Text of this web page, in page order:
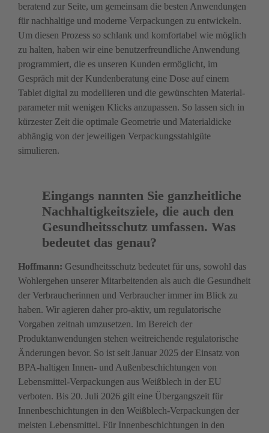
beratend zur Seite, um gemeinsam die ­besten Anwendungen
für nachhaltige und moderne Verpackungen zu entwickeln.
Um diesen Prozess so schlank und komfortabel wie möglich
zu halten, haben wir eine benutzerfreundliche Anwendung
programmiert, die es unseren Kunden ermöglicht, im
Gespräch mit der Kunden­beratung eine Dose auf einem
Tablet ­digital zu modellie­ren und die gewünschten Material­
parameter mit ­weni­gen Klicks anzupassen. So lassen sich in
kürzester Zeit die optima­le Geometrie und Materialdicke
abhängig von der je­weiligen Verpackungsstahlgüte
simulieren.
Eingangs nannten Sie ganzheitliche
Nachhaltigkeitsziele, die auch den
Gesundheitsschutz umfassen. Was
bedeutet das genau?
Hoffmann: Gesundheitsschutz bedeutet für uns, sowohl das
Wohlergehen unserer Mitarbeitenden als auch die Gesundheit
der Verbraucherinnen und Verbrau­cher immer im Blick zu
haben. Wir agieren daher pro-­aktiv, um regulatorische
Vorgaben zeitnah ­umzusetzen. Im Bereich der
Produktanwendungen stehen ­weitreichende regulatorische
Änderungen bevor. So ist seit Januar 2025 der Einsatz von
BPA-haltigen Innen- und Außenbeschichtungen von
Lebensmittel-Verpackungen aus Weißblech in der EU
verboten. Bis 20. Juli 2026 gilt eine Übergangszeit für
Innenbeschichtungen in den Weißblech-Verpackungen der
meisten Lebensmittel. Für Innenbeschichtungen in den